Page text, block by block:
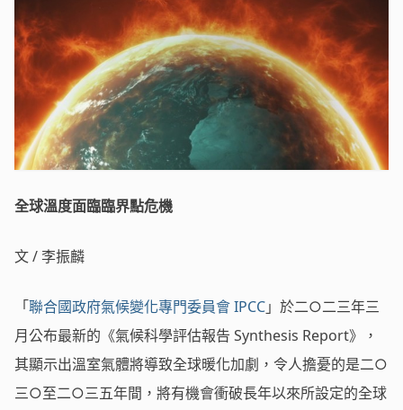
全球溫度面臨臨界點危機
文 / 李振麟
「聯合國政府氣候變化專門委員會 IPCC」於二○二三年三
月公布最新的《氣候科學評估報告 Synthesis Report》，
其顯示出溫室氣體將導致全球暖化加劇，令人擔憂的是二○
三○至二○三五年間，將有機會衝破長年以來所設定的全球